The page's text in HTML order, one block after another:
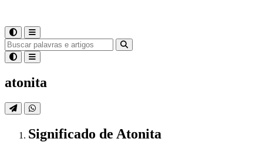
atonita
Significado de Atonita